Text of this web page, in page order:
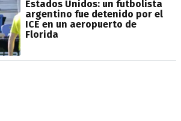
Estados Unidos: un futbolista
argentino fue detenido por el
ICE en un aeropuerto de
Florida